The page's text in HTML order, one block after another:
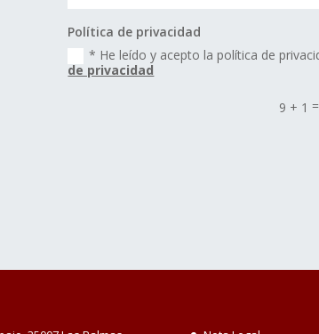
Política de privacidad
* He leído y acepto la política de
de privacidad
9 + 1 =